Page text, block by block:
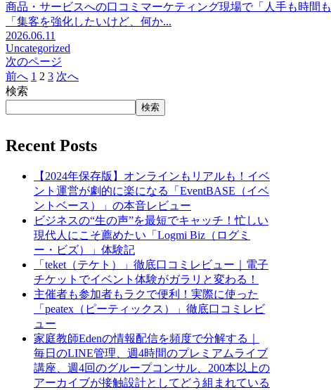
商品・サービスへの口コミマーケティング現場で「人手も時間
「集客を強化したいけど、何か...
2026.06.11
Uncategorized
次のページ
前へ 1 2 3 次へ
検索
検索
Recent Posts
【2024年保存版】オンラインもリアルも！イベ
ント運営が劇的に楽になる「EventBASE（イベ
ントベース）」の本音レビュー
ビジネスの“生の声”を最短でキャッチ！忙しい
現代人にこそ薦めたい「Logmi Biz（ログミ
ー・ビズ）」体験記
「teket（テケト）」徹底口コミレビュー｜電子
チケットでイベント体験がガラリと変わる！
主催者も参加者もラクで便利！実際に使った
「peatex（ピーティックス）」徹底口コミレビ
ュー
家庭教師Edenの情報配信を頻度で分解する｜
毎日のLINE管理、週4時間のプレミアムライブ
講座、週4回のグループコンサル、200本以上の
アーカイブが接触設計としてどう組まれている